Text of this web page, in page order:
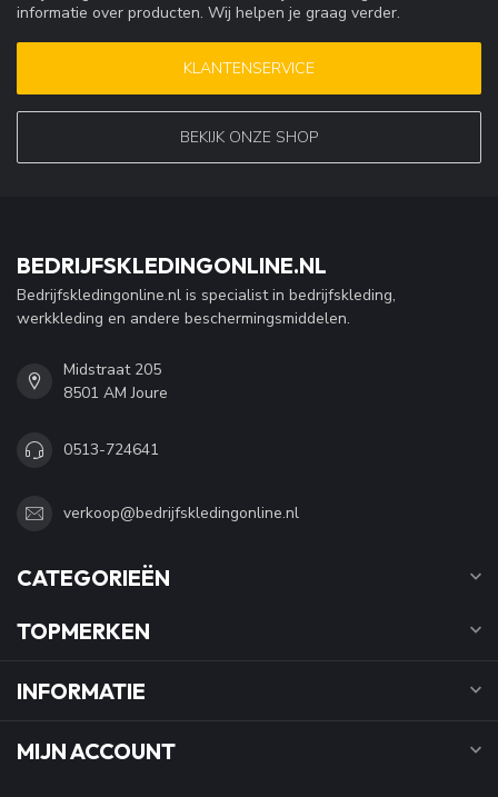
informatie over producten. Wij helpen je graag verder.
KLANTENSERVICE
BEKIJK ONZE SHOP
BEDRIJFSKLEDINGONLINE.NL
Bedrijfskledingonline.nl is specialist in bedrijfskleding,
werkkleding en andere beschermingsmiddelen.
Midstraat 205
8501 AM Joure
0513-724641
verkoop@bedrijfskledingonline.nl
CATEGORIEËN
TOPMERKEN
INFORMATIE
MIJN ACCOUNT